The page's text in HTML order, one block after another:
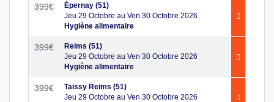
399€
Épernay (51)
Jeu 29 Octobre au Ven 30 Octobre 2026
Hygiène alimentaire
399€
Reims (51)
Jeu 29 Octobre au Ven 30 Octobre 2026
Hygiène alimentaire
399€
Taissy Reims (51)
Jeu 29 Octobre au Ven 30 Octobre 2026